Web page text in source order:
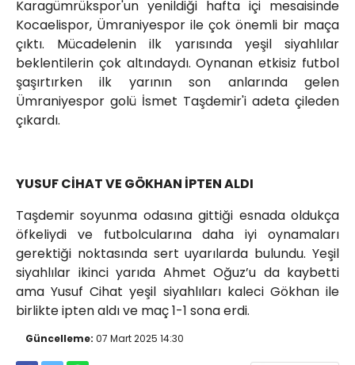
Karagümrükspor'un yenildiği hafta içi mesaisinde
Kocaelispor, Ümraniyespor ile çok önemli bir maça
çıktı. Mücadelenin ilk yarısında yeşil siyahlılar
beklentilerin çok altındaydı. Oynanan etkisiz futbol
şaşırtırken ilk yarının son anlarında gelen
Ümraniyespor golü İsmet Taşdemir'i adeta çileden
çıkardı.
YUSUF CİHAT VE GÖKHAN İPTEN ALDI
Taşdemir soyunma odasına gittiği esnada oldukça
öfkeliydi ve futbolcularına daha iyi oynamaları
gerektiği noktasında sert uyarılarda bulundu. Yeşil
siyahlılar ikinci yarıda Ahmet Oğuz’u da kaybetti
ama Yusuf Cihat yeşil siyahlıları kaleci Gökhan ile
birlikte ipten aldı ve maç 1-1 sona erdi.
Güncelleme: 07 Mart 2025 14:30